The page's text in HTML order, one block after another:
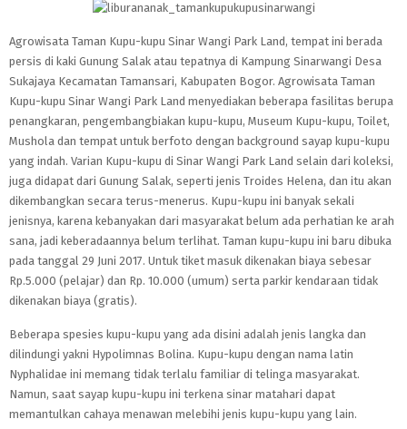
Agrowisata Taman Kupu-kupu Sinar Wangi Park Land, tempat ini berada
persis di kaki Gunung Salak atau tepatnya di Kampung Sinarwangi Desa
Sukajaya Kecamatan Tamansari, Kabupaten Bogor. Agrowisata Taman
Kupu-kupu Sinar Wangi Park Land menyediakan beberapa fasilitas berupa
penangkaran, pengembangbiakan kupu-kupu, Museum Kupu-kupu, Toilet,
Mushola dan tempat untuk berfoto dengan background sayap kupu-kupu
yang indah. Varian Kupu-kupu di Sinar Wangi Park Land selain dari koleksi,
juga didapat dari Gunung Salak, seperti jenis Troides Helena, dan itu akan
dikembangkan secara terus-menerus. Kupu-kupu ini banyak sekali
jenisnya, karena kebanyakan dari masyarakat belum ada perhatian ke arah
sana, jadi keberadaannya belum terlihat. Taman kupu-kupu ini baru dibuka
pada tanggal 29 Juni 2017. Untuk tiket masuk dikenakan biaya sebesar
Rp.5.000 (pelajar) dan Rp. 10.000 (umum) serta parkir kendaraan tidak
dikenakan biaya (gratis).
Beberapa spesies kupu-kupu yang ada disini adalah jenis langka dan
dilindungi yakni Hypolimnas Bolina. Kupu-kupu dengan nama latin
Nyphalidae ini memang tidak terlalu familiar di telinga masyarakat.
Namun, saat sayap kupu-kupu ini terkena sinar matahari dapat
memantulkan cahaya menawan melebihi jenis kupu-kupu yang lain.